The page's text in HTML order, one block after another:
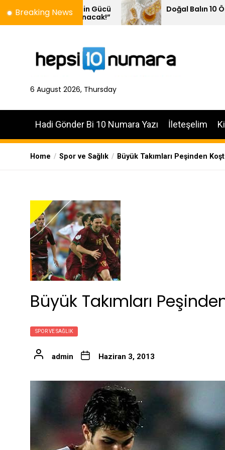
Breaking News
Gücü
Doğal Balın 10 Özelliği
6 August 2026, Thursday
Hadi Gönder Bi 10 Numara Yazı İleteşelim
Home Spor ve Sağlık Büyük Takımları Peşinden
Büyük Takımları
SPOR VE SAĞLIK
admin Haziran 3, 2013